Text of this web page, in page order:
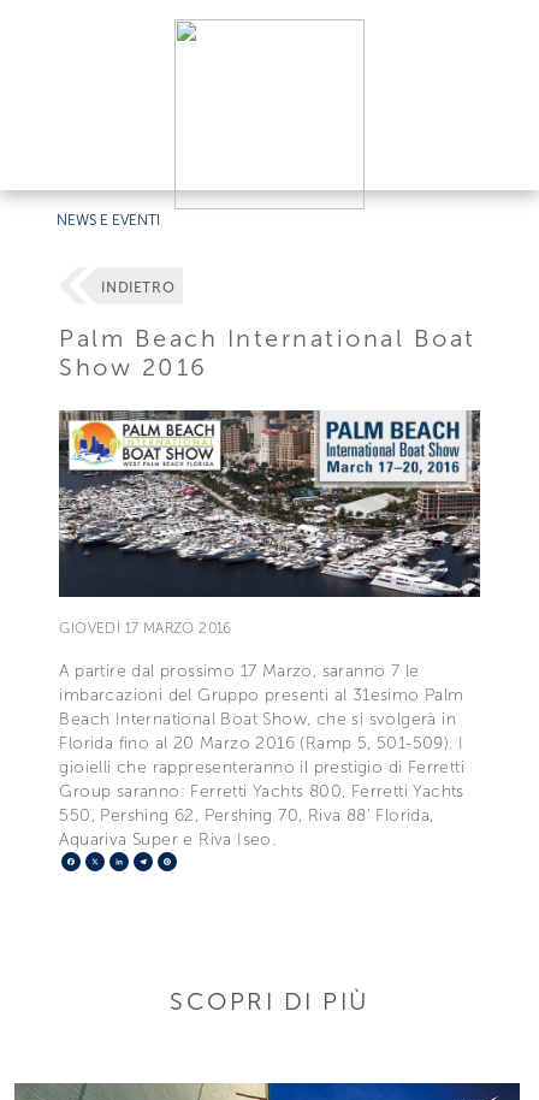
NEWS E EVENTI
INDIETRO
Palm Beach International Boat
Show 2016
GIOVEDÌ 17 MARZO 2016
A partire dal prossimo 17 Marzo, saranno 7 le
imbarcazioni del Gruppo presenti al 31esimo Palm
Beach International Boat Show, che si svolgerà in
Florida fino al 20 Marzo 2016 (Ramp 5, 501-509). I
gioielli che rappresenteranno il prestigio di Ferretti
Group saranno: Ferretti Yachts 800, Ferretti Yachts
550, Pershing 62, Pershing 70, Riva 88’ Florida,
Aquariva Super e Riva Iseo.
Facebook
X LinkedIn
Telegram
SCOPRI DI PIÙ